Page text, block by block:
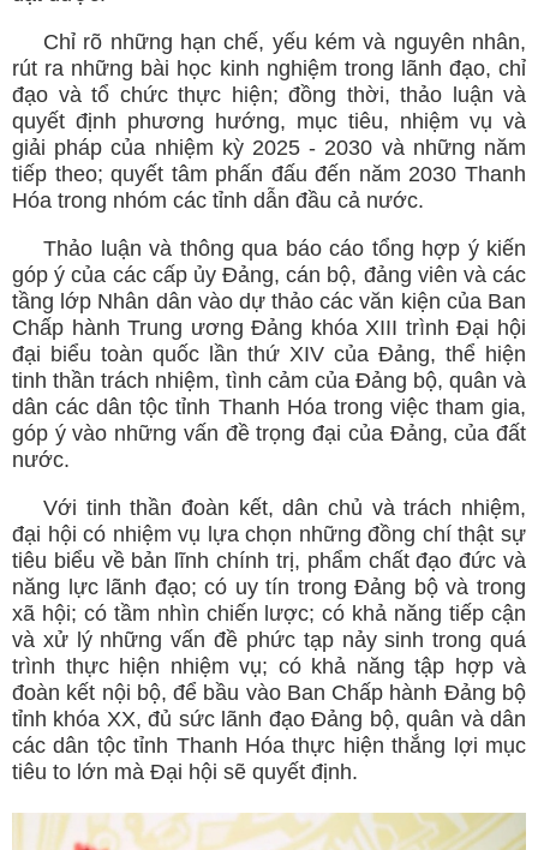
Chỉ rõ những hạn chế, yếu kém và nguyên nhân,
rút ra những bài học kinh nghiệm trong lãnh đạo, chỉ
đạo và tổ chức thực hiện; đồng thời, thảo luận và
quyết định phương hướng, mục tiêu, nhiệm vụ và
giải pháp của nhiệm kỳ 2025 - 2030 và những năm
tiếp theo; quyết tâm phấn đấu đến năm 2030 Thanh
Hóa trong nhóm các tỉnh dẫn đầu cả nước.
Thảo luận và thông qua báo cáo tổng hợp ý kiến
góp ý của các cấp ủy Đảng, cán bộ, đảng viên và các
tầng lớp Nhân dân vào dự thảo các văn kiện của Ban
Chấp hành Trung ương Đảng khóa XIII trình Đại hội
đại biểu toàn quốc lần thứ XIV của Đảng, thể hiện
tinh thần trách nhiệm, tình cảm của Đảng bộ, quân và
dân các dân tộc tỉnh Thanh Hóa trong việc tham gia,
góp ý vào những vấn đề trọng đại của Đảng, của đất
nước.
Với tinh thần đoàn kết, dân chủ và trách nhiệm,
đại hội có nhiệm vụ lựa chọn những đồng chí thật sự
tiêu biểu về bản lĩnh chính trị, phẩm chất đạo đức và
năng lực lãnh đạo; có uy tín trong Đảng bộ và trong
xã hội; có tầm nhìn chiến lược; có khả năng tiếp cận
và xử lý những vấn đề phức tạp nảy sinh trong quá
trình thực hiện nhiệm vụ; có khả năng tập hợp và
đoàn kết nội bộ, để bầu vào Ban Chấp hành Đảng bộ
tỉnh khóa XX, đủ sức lãnh đạo Đảng bộ, quân và dân
các dân tộc tỉnh Thanh Hóa thực hiện thắng lợi mục
tiêu to lớn mà Đại hội sẽ quyết định.